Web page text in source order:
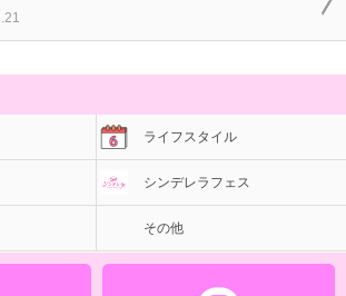
ライフスタイル
シンデレラフェス
その他